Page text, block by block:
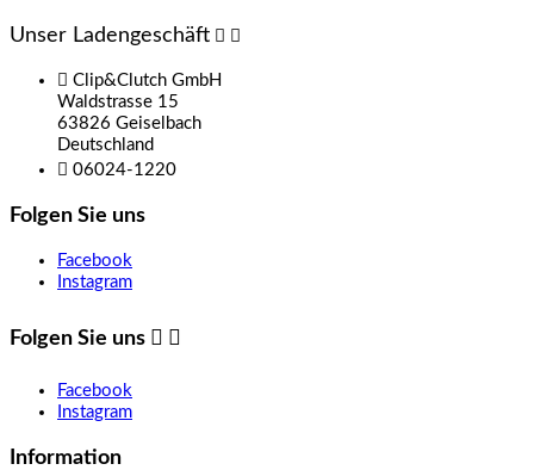
Unser Ladengeschäft  
 Clip&Clutch GmbH
Waldstrasse 15
63826 Geiselbach
Deutschland
 06024-1220
Folgen Sie uns
Facebook
Instagram
Folgen Sie uns
Facebook
Instagram
Information